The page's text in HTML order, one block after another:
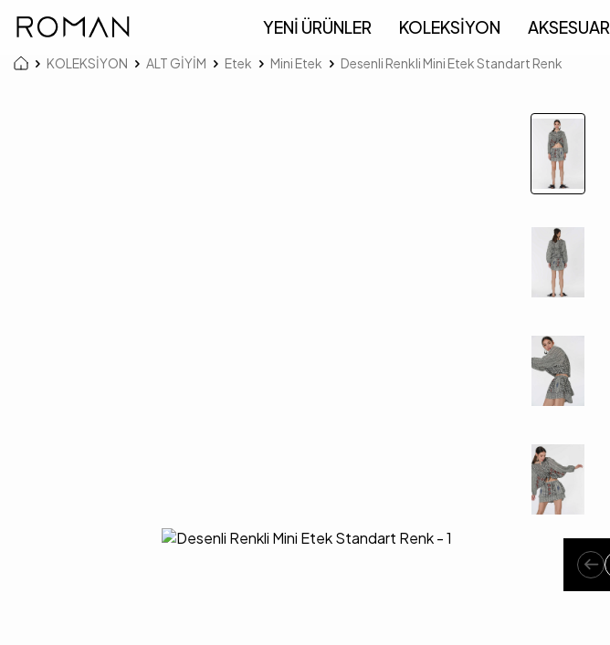
YENİ ÜRÜNLER KOLEKSİYON AKSESUAR
KOLEKSİYON ALT GİYİM Etek Mini Etek Desenli Renkli Mini Etek Standart Renk